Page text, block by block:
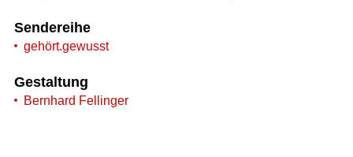
Sendereihe
gehört.gewusst
Gestaltung
Bernhard Fellinger